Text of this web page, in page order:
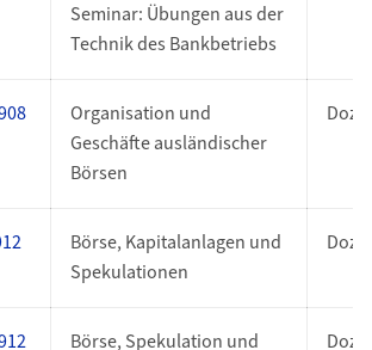
Seminar: Übungen aus der
Technik des Bankbetriebs
Organisation und
Geschäfte ausländischer
Börsen
Doz
Börse, Kapitalanlagen und
Spekulationen
Doz
Börse, Spekulation und Doz